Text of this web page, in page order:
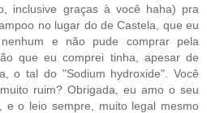
inclusive graças à você haha) pra
no lugar do de Castela, que eu
e não pude comprar pela
que eu comprei tinha, apesar de
o tal do "Sodium hydroxide". Você
ruim? Obrigada, eu amo o seu
e o leio sempre, muito legal mesmo